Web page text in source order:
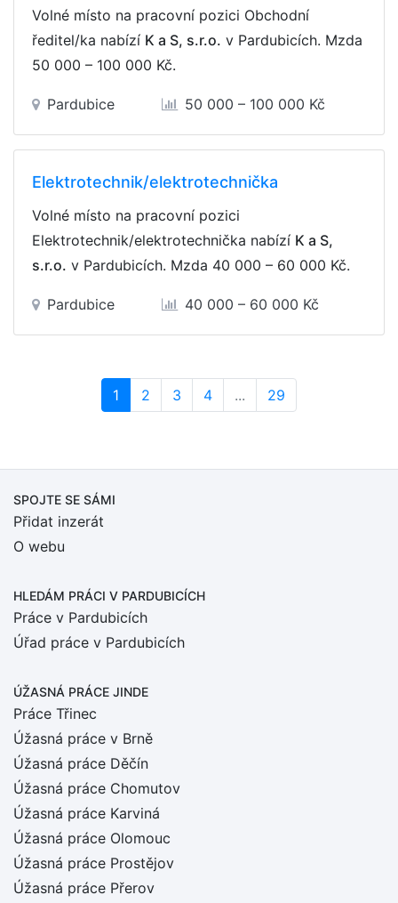
Volné místo na pracovní pozici Obchodní
ředitel/ka nabízí K a S, s.r.o. v Pardubicích. Mzda
50 000 – 100 000 Kč.
Pardubice 50 000 – 100 000 Kč
Elektrotechnik/elektrotechnička
Volné místo na pracovní pozici
Elektrotechnik/elektrotechnička nabízí K a S,
s.r.o. v Pardubicích. Mzda 40 000 – 60 000 Kč.
Pardubice 40 000 – 60 000 Kč
1 (current)
2 3 4 ... 29
SPOJTE SE SÁMI
Přidat inzerát
O webu
HLEDÁM PRÁCI V PARDUBICÍCH
Práce v Pardubicích
Úřad práce v Pardubicích
ÚŽASNÁ PRÁCE JINDE
Práce Třinec
Úžasná práce v Brně
Úžasná práce Děčín
Úžasná práce Chomutov
Úžasná práce Karviná
Úžasná práce Olomouc
Úžasná práce Prostějov
Úžasná práce Přerov